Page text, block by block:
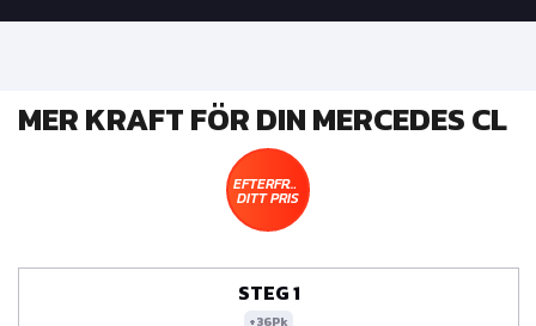
MER KRAFT FÖR DIN MERCEDES CL
EFTERFRÅGA
DITT PRIS
STEG 1
+36Pk